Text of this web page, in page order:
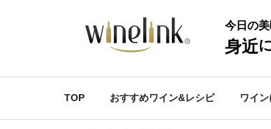
今日の美
身近
TOP おすすめワイン&レシピ ワイ